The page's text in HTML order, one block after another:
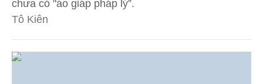
chưa có "áo giáp pháp lý”.
Tô Kiên